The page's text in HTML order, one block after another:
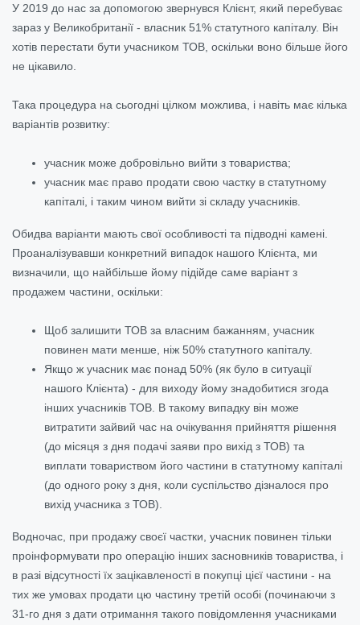
У 2019 до нас за допомогою звернувся Клієнт, який перебуває
зараз у Великобританії - власник 51% статутного капіталу. Він
хотів перестати бути учасником ТОВ, оскільки воно більше його
не цікавило.
Така процедура на сьогодні цілком можлива, і навіть має кілька
варіантів розвитку:
учасник може добровільно вийти з товариства;
учасник має право продати свою частку в статутному
капіталі, і таким чином вийти зі складу учасників.
Обидва варіанти мають свої особливості та підводні камені.
Проаналізувавши конкретний випадок нашого Клієнта, ми
визначили, що найбільше йому підійде саме варіант з
продажем частини, оскільки:
Щоб залишити ТОВ за власним бажанням, учасник
повинен мати менше, ніж 50% статутного капіталу.
Якщо ж учасник має понад 50% (як було в ситуації
нашого Клієнта) - для виходу йому знадобитися згода
інших учасників ТОВ. В такому випадку він може
витратити зайвий час на очікування прийняття рішення
(до місяця з дня подачі заяви про вихід з ТОВ) та
виплати товариством його частини в статутному капіталі
(до одного року з дня, коли суспільство дізналося про
вихід учасника з ТОВ).
Водночас, при продажу своєї частки, учасник повинен тільки
проінформувати про операцію інших засновників товариства, і
в разі відсутності їх зацікавленості в покупці цієї частини - на
тих же умовах продати цю частину третій особі (починаючи з
31-го дня з дати отримання такого повідомлення учасниками